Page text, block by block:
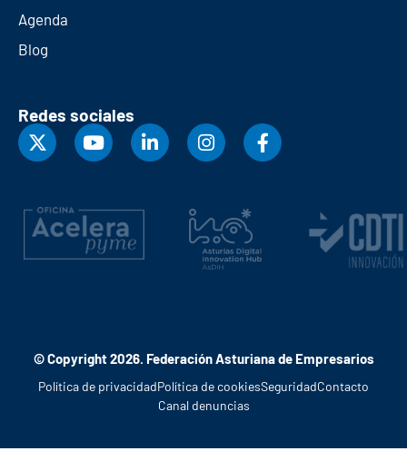
Agenda
Blog
Redes sociales
© Copyright 2026. Federación Asturiana de Empresarios
Política de privacidadPolítica de cookiesSeguridadContacto
Canal denuncias